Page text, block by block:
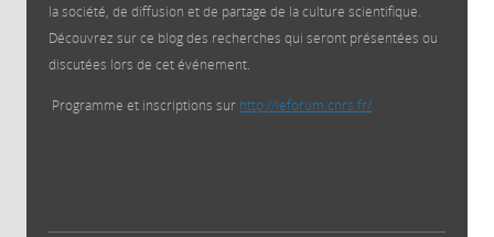
la société, de diffusion et de partage de la culture scientifique.
Découvrez sur ce blog des recherches qui seront présentées ou
discutées lors de cet événement.
Programme et inscriptions sur http://leforum.cnrs.fr/